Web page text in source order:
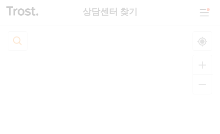
상담센터 찾기